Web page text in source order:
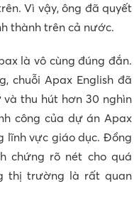
Vì vậy, ông đã quyết
thành trên cả nước.
là vô cùng đúng đắn.
chuỗi Apax English đã
thu hút hơn 30 nghìn
công của dự án Apax
lĩnh vực giáo dục. Đồng
chứng rõ nét cho quá
thị trường là rất quan